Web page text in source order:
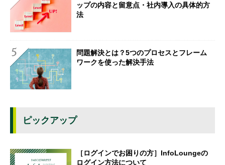
ップの内容と留意点・社内導入の具体的方
法
問題解決とは？5つのプロセスとフレーム
ワークを使った解決手法
ピックアップ
［ログインでお困りの方］InfoLoungeの
ログイン方法について